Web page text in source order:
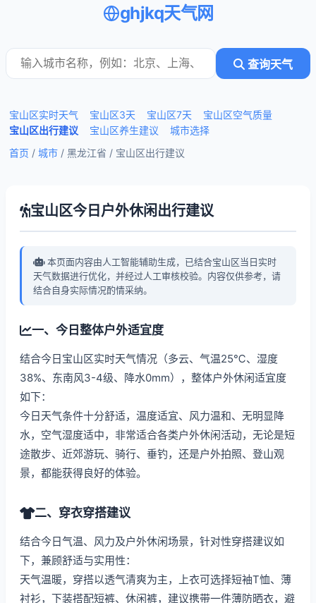
ghjkq天气网
查询天气
宝山区实时天气 宝山区3天 宝山区7天
宝山区空气质量
宝山区出行建议
宝山区养生建议
城市选择
首页 / 城市 / 黑龙江省 / 宝山区出行建议
宝山区今日户外休闲出行建议
本页面内容由人工智能辅助生成，已结合宝山区当日实时
天气数据进行优化，并经过人工审核校验。内容仅供参考，请
结合自身实际情况酌情采纳。
一、今日整体户外适宜度
结合今日宝山区实时天气情况（多云、气温25℃、湿度
38%、东南风3-4级、降水0mm），整体户外休闲适宜度
如下：
今日天气条件十分舒适，温度适宜、风力温和、无明显降
水，空气湿度适中，非常适合各类户外休闲活动，无论是短
途散步、近郊游玩、骑行、垂钓，还是户外拍照、登山观
景，都能获得良好的体验。
二、穿衣穿搭建议
结合今日气温、风力及户外休闲场景，针对性穿搭建议如
下，兼顾舒适与实用性：
天气温暖，穿搭以透气清爽为主，上衣可选择短袖T恤、薄
衬衫，下装搭配短裤、休闲裤，建议携带一件薄防晒衣，避